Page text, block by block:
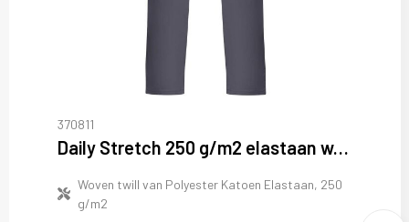
370811
Daily Stretch 250 g/m2 elastaan werkbroek
Woven twill van Polyester Katoen Elastaan, 250
g/m2